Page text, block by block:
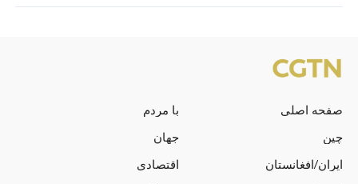
صفحه اصلی
با مردم
چین
جهان
ایران/افغانستان
اقتصادی